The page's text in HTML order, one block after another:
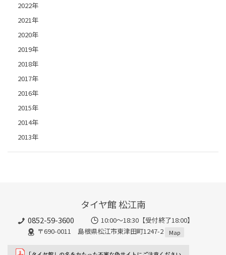
2022年
2021年
2020年
2019年
2018年
2017年
2016年
2015年
2014年
2013年
タイヤ館 松江南
0852-59-3600
10:00～18:30【受付終了18:00】
〒690-0011 島根県松江市東津田町1247-2
Map